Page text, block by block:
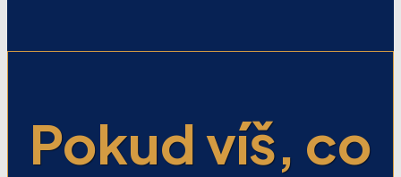
Pokud víš, co